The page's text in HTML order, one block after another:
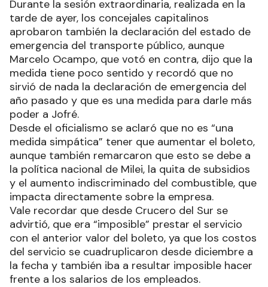
Durante la sesión extraordinaria, realizada en la
tarde de ayer, los concejales capitalinos
aprobaron también la declaración del estado de
emergencia del transporte público, aunque
Marcelo Ocampo, que votó en contra, dijo que la
medida tiene poco sentido y recordó que no
sirvió de nada la declaración de emergencia del
año pasado y que es una medida para darle más
poder a Jofré.
Desde el oficialismo se aclaró que no es “una
medida simpática” tener que aumentar el boleto,
aunque también remarcaron que esto se debe a
la política nacional de Milei, la quita de subsidios
y el aumento indiscriminado del combustible, que
impacta directamente sobre la empresa.
Vale recordar que desde Crucero del Sur se
advirtió, que era “imposible” prestar el servicio
con el anterior valor del boleto, ya que los costos
del servicio se cuadruplicaron desde diciembre a
la fecha y también iba a resultar imposible hacer
frente a los salarios de los empleados.